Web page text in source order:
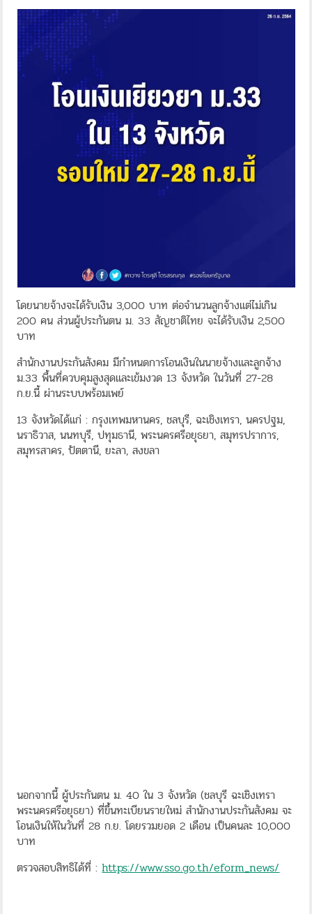
โดยนายจ้างจะได้รับเงิน 3,000 บาท ต่อจำนวนลูกจ้างแต่ไม่เกิน
200 คน ส่วนผู้ประกันตน ม. 33 สัญชาติไทย จะได้รับเงิน 2,500
บาท
สำนักงานประกันสังคม มีกำหนดการโอนเงินในนายจ้างและลูกจ้าง
ม.33 พื้นที่ควบคุมสูงสุดและเข้มงวด 13 จังหวัด ในวันที่ 27-28
ก.ย.นี้ ผ่านระบบพร้อมเพย์
13 จังหวัดได้แก่ : กรุงเทพมหานคร, ชลบุรี, ฉะเชิงเทรา, นครปฐม,
นราธิวาส, นนทบุรี, ปทุมธานี, พระนครศรีอยุธยา, สมุทรปราการ,
สมุทรสาคร, ปัตตานี, ยะลา, สงขลา
นอกจากนี้ ผู้ประกันตน ม. 40 ใน 3 จังหวัด (ชลบุรี ฉะเชิงเทรา
พระนครศรีอยุธยา) ที่ขึ้นทะเบียนรายใหม่ สำนักงานประกันสังคม จะ
โอนเงินให้ในวันที่ 28 ก.ย. โดยรวมยอด 2 เดือน เป็นคนละ 10,000
บาท
ตรวจสอบสิทธิได้ที่ :https://www.sso.go.th/eform_news/